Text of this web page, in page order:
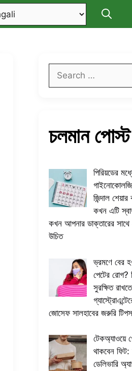
Search
for:
চলমান পোস্ট
পিরিয়ডের
জিন্দাল
কখন এটি
কখন আপনার ডাক্তারের সাথে
উচিত
ভ্রমণে বের
পেটের রোগ?
সুরক্ষিত রাখতে
জোসেফ সালহাবের জরুরি টিপস
টেকঅ্যাওয়ে
থাকবেন
ডেলিভারি